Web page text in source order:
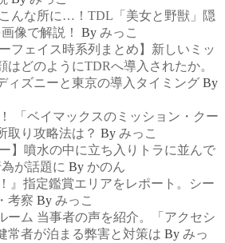
こんな所に…！TDL「美女と野獣」隠
像で解説！
By みっこ
フェイス時系列まとめ】新しいミッ
はどのようにTDRへ導入されたか。
ィズニーと東京の導入タイミング By
「ベイマックスのミッション・クー
取り攻略法は？ By みっこ
】噴水の中に立ち入りトラに並んで
が話題に By かのん
』指定鑑賞エリアをレポート。シー
考察 By みっこ
当事者の声を紹介。「アクセシ
常者が泊まる弊害と対策は By みっ